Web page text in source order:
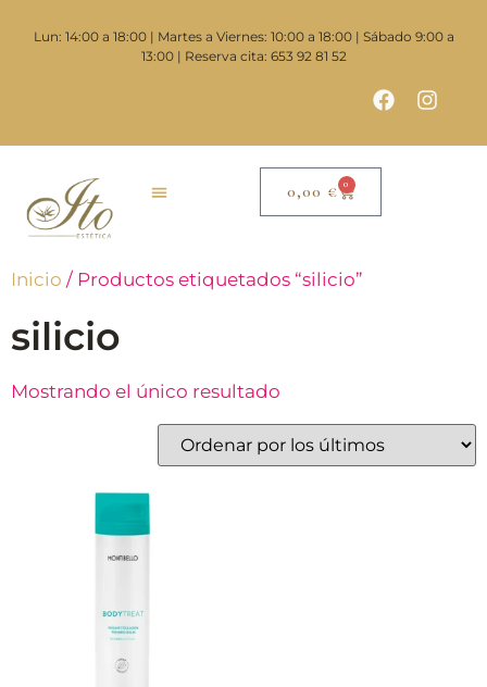
Lun: 14:00 a 18:00 | Martes a Viernes: 10:00 a 18:00 | Sábado 9:00 a
13:00 | Reserva cita: 653 92 81 52
0,00 € 0
Inicio / Productos etiquetados “silicio”
silicio
Mostrando el único resultado